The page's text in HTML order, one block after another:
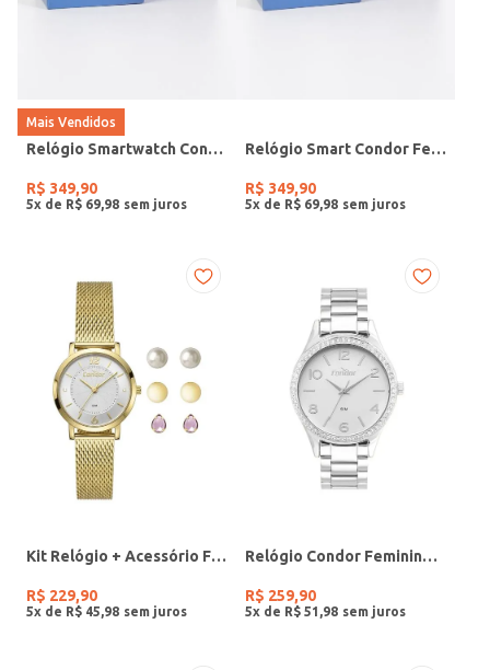
Mais Vendidos
Relógio Smartwatch Condor PRETO
R$ 349,90
5x de R$ 69 98
Relógio Smart Condor Feminino ROSE
R$ 349,90
5x de R$ 69 98
Kit Relógio + Acessório Feminino DOURADO
R$ 229,90
5x de R$ 45 98
Relógio Condor Feminino PRATA
R$ 259,90
5x de R$ 51 98